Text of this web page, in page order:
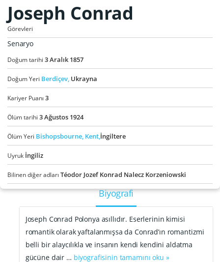
Joseph Conrad
Görevleri
Senaryo
Doğum tarihi 3Aralık 1857
Doğum Yeri Berdiçev, Ukrayna
Kariyer Puanı 3
Ölüm tarihi 3Ağustos 1924
Ölüm Yeri Bishopsbourne, Kent,İngiltere
Uyruk İngiliz
Bilinen diğer adları Téodor Jozef Konrad Nalecz Korzeniowski
Biyografi
Joseph Conrad Polonya asıllıdır. Eserlerinin kimisi
romantik olarak yaftalanmışsa da Conrad’ın romantizmi
belli bir alaycılıkla ve insanın kendi kendini aldatma
gücüne dair … biyografisinin tamamını oku »